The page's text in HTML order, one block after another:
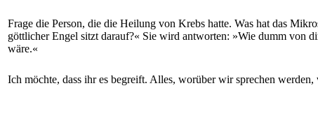
Frage die Person, die die Heilung von Krebs hatte. Was hat das
göttlicher Engel sitzt darauf?« Sie wird antworten: »Wie dumm von
wäre.«
Ich möchte, dass ihr es begreift. Alles, worüber wir sprechen